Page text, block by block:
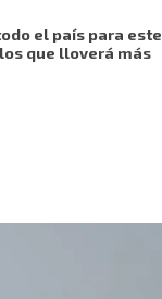
el país para este
que lloverá más